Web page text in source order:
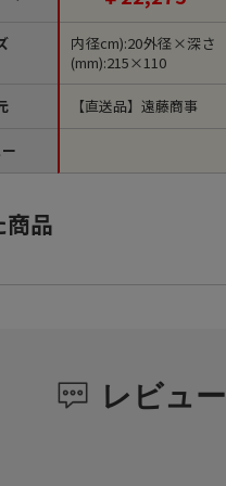
内径cm):20外径×深さ
(mm):215×110
【直送品】遠藤商事
商品
レビュー